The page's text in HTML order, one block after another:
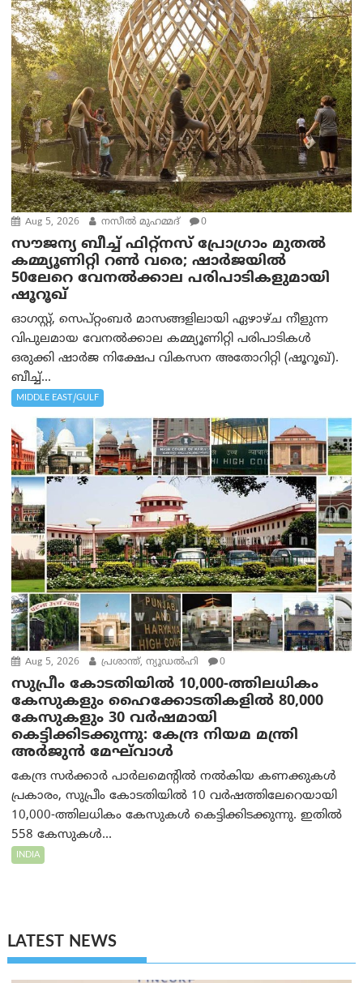
Aug 5, 2026 നസീല്‍ മുഹമ്മദ് 0
സൗജന്യ ബീച്ച് ഫിറ്റ്നസ് പ്രോ​ഗ്രാം മുതൽ
കമ്മ്യൂണിറ്റി റൺ വരെ; ഷാർജയിൽ
50ലേറെ വേനൽക്കാല പരിപാടികളുമായി
ഷൂറൂഖ്
ഓഗസ്റ്റ്, സെപ്റ്റംബർ മാസങ്ങളിലായി ഏഴാഴ്ച നീളുന്ന
വിപുലമായ വേനൽക്കാല കമ്മ്യൂണിറ്റി പരിപാടികൾ
ഒരുക്കി ഷാർജ നിക്ഷേപ വികസന അതോറിറ്റി (ഷൂറൂഖ്).
ബീച്ച്...
MIDDLE EAST/GULF
Aug 5, 2026 പ്രശാന്ത്, ന്യൂഡല്‍ഹി 0
സുപ്രീം കോടതിയിൽ 10,000-ത്തിലധികം
കേസുകളും ഹൈക്കോടതികളിൽ 80,000
കേസുകളും 30 വർഷമായി
കെട്ടിക്കിടക്കുന്നു: കേന്ദ്ര നിയമ മന്ത്രി
അര്‍ജുന്‍ മേഘ്‌വാള്‍
കേന്ദ്ര സർക്കാർ പാർലമെന്റിൽ നൽകിയ കണക്കുകൾ
പ്രകാരം, സുപ്രീം കോടതിയിൽ 10 വർഷത്തിലേറെയായി
10,000-ത്തിലധികം കേസുകൾ കെട്ടിക്കിടക്കുന്നു. ഇതിൽ
558 കേസുകൾ...
INDIA
LATEST NEWS